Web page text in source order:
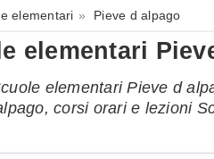
elementari Pieve d alpago
elementari
elementari Pieve d
corsi orari e lezioni